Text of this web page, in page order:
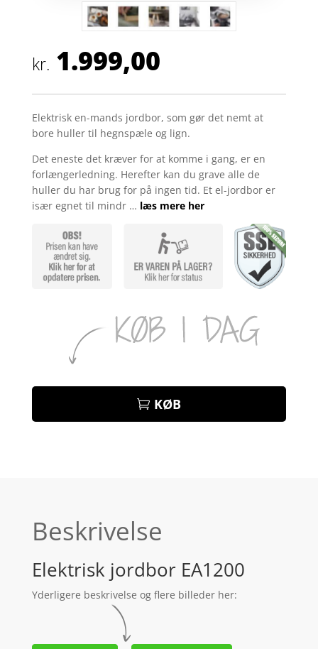
kr. 1.999,00
Elektrisk en-mands jordbor, som gør det nemt at
bore huller til hegnspæle og lign.
Det eneste det kræver for at komme i gang, er en
forlængerledning. Herefter kan du grave alle de
huller du har brug for på ingen tid. Et el-jordbor er
især egnet til mindr … læs mere her
KØB
Beskrivelse
Elektrisk jordbor EA1200
Yderligere beskrivelse og flere billeder her: